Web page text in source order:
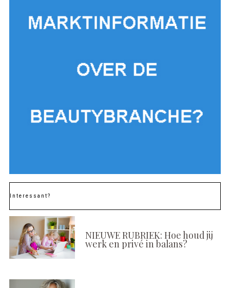
Interessant?
NIEUWE RUBRIEK: Hoe houd jij
werk en privé in balans?